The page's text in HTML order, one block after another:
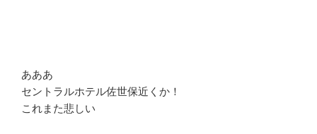
あああ
セントラルホテル佐世保近くか！
これまた悲しい